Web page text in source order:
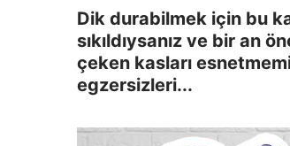
Dik durabilmek için bu
sıkıldıysanız ve bir an
çeken kasları
egzersizleri...